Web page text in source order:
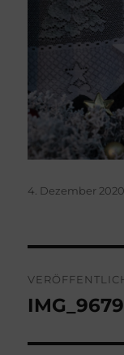
Veröffentlicht
4. Dezember 2020